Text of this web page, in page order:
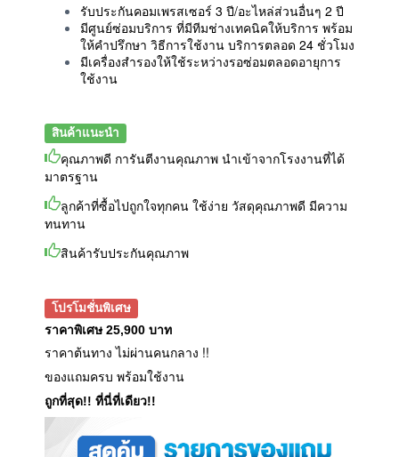
รับประกันคอมเพรสเซอร์ 3 ปี/อะไหล่ส่วนอื่นๆ 2 ปี
มีศูนย์ซ่อมบริการ ที่มีทีมช่างเทคนิคให้บริการ พร้อม
ให้คำปรึกษา วิธีการใช้งาน บริการตลอด 24 ชั่วโมง
มีเครื่องสำรองให้ใช้ระหว่างรอซ่อมตลอดอายุการ
ใช้งาน
สินค้าแนะนำ
คุณภาพดี การันตีงานคุณภาพ นำเข้าจากโรงงานที่ได้
มาตรฐาน
ลูกค้าที่ซื้อไปถูกใจทุกคน ใช้ง่าย วัสดุคุณภาพดี มีความ
ทนทาน
สินค้ารับประกันคุณภาพ
โปรโมชั่นพิเศษ
ราคาพิเศษ 25,900 บาท
ราคาต้นทาง ไม่ผ่านคนกลาง !!
ของแถมครบ พร้อมใช้งาน
ถูกที่สุด!! ที่นี่ที่เดียว!!